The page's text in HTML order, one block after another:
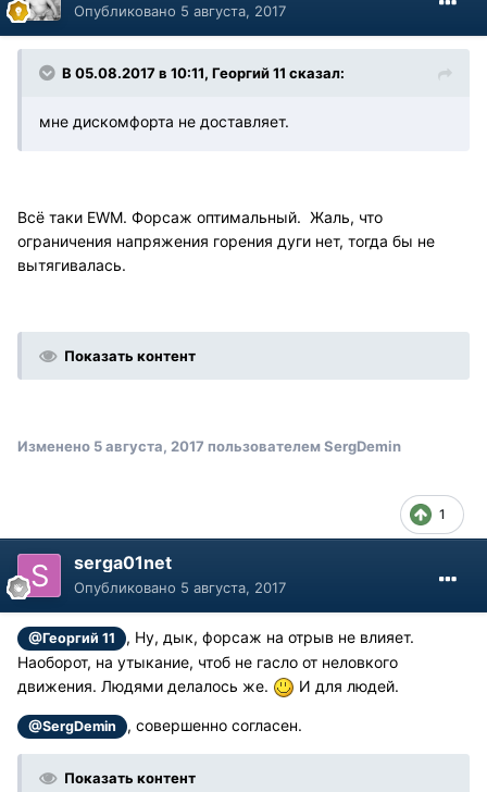
Опубликовано 5 августа, 2017
В 05.08.2017 в 10:11, Георгий 11 сказал:
мне дискомфорта не доставляет.
Всё таки EWM. Форсаж оптимальный. Жаль, что
ограничения напряжения горения дуги нет, тогда бы не
вытягивалась.
Показать контент
Изменено 5 августа, 2017 пользователем SergDemin
1
serga01net
Опубликовано 5 августа, 2017
@Георгий 11
, Ну, дык, форсаж на отрыв не влияет.
Наоборот, на утыкание, чтоб не гасло от неловкого
движения. Людями делалось же.
И для людей.
@SergDemin , совершенно согласен.
Показать контент